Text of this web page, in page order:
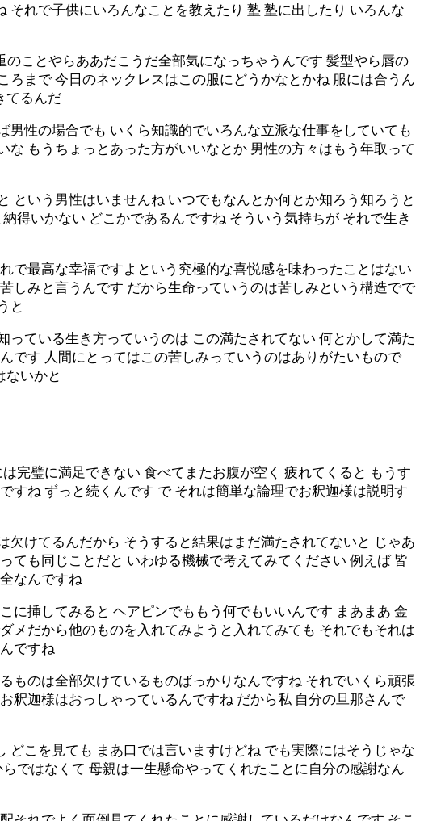
れで子供にいろんなことを教えたり 塾 塾に出したり いろんな
ことやらああだこうだ全部気になっちゃうんです 髪型やら唇の
まで 今日のネックレスはこの服にどうかなとかね 服には合うん
てるんだ
性の場合でも いくら知識的でいろんな立派な仕事をしていても
もうちょっとあった方がいいなとか 男性の方々はもう年取って
という男性はいませんね いつでもなんとか何とか知ろう知ろうと
得いかない どこかであるんですね そういう気持ちが それで生き
で最高な幸福ですよという究極的な喜悦感を味わったことはない
しみと言うんです だから生命っていうのは苦しみという構造でで
と
ている生き方っていうのは この満たされてない 何とかして満た
です 人間にとってはこの苦しみっていうのはありがたいもので
ないかと
完璧に満足できない 食べてまたお腹が空く 疲れてくると もうす
すね ずっと続くんです で それは簡単な論理でお釈迦様は説明す
けてるんだから そうすると結果はまだ満たされてないと じゃあ
ても同じことだと いわゆる機械で考えてみてください 例えば 皆
なんですね
に挿してみると ヘアピンでももう何でもいいんです まあまあ 金
メだから他のものを入れてみようと入れてみても それでもそれは
ですね
ものは全部欠けているものばっかりなんですね それでいくら頑張
釈迦様はおっしゃっているんですね だから私 自分の旦那さんで
こを見ても まあ口では言いますけどね でも実際にはそうじゃな
ではなくて 母親は一生懸命やってくれたことに自分の感謝なん